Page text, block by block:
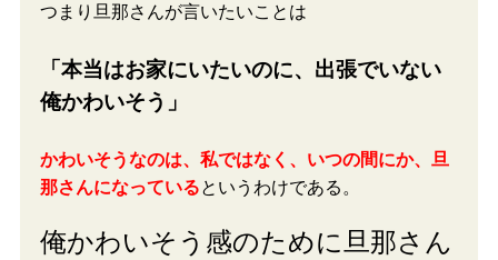
つまり旦那さんが言いたいことは
「本当はお家にいたいのに、出張でいない
俺かわいそう」
かわいそうなのは、私ではなく、いつの間にか、旦
那さんになっているというわけである。
俺かわいそう感のために旦那さん